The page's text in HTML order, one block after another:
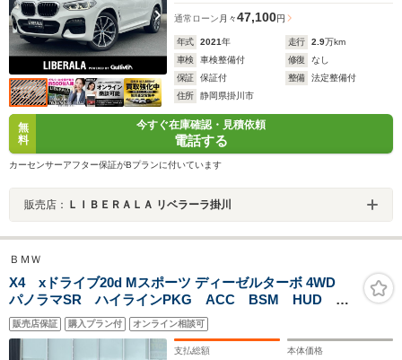
通常ローン 月々47,100円
年式 2021年 走行 2.9万km
車検
車検整備付 修復
なし
保証
保証付 整備
法定整備付
住所
静岡県掛川市
無
料
今すぐ在庫確認・見積依頼
電話する
カーセンサーアフター保証がBプランに付いています
販売店： ＬＩＢＥＲＡＬＡ リベラーラ掛川
ＢＭＷ
X4 xドライブ20d Mスポーツ ディーゼルターボ 4WD
パノラマSR ハイラインPKG ACC BSM HUD 純
正ナビ 全方位 地デジ Bluetooth LED Aハイビー
ム Pバックドア ワイヤレス充電 純正19AW ETC
保証書 スペアキー
販売店保証 購入プラン付 オンライン相談可
支払総額 本体価格